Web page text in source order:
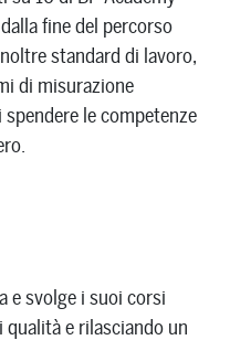
fine del percorso
standard di lavoro,
di misurazione
le competenze
e svolge i suoi corsi
e rilasciando un